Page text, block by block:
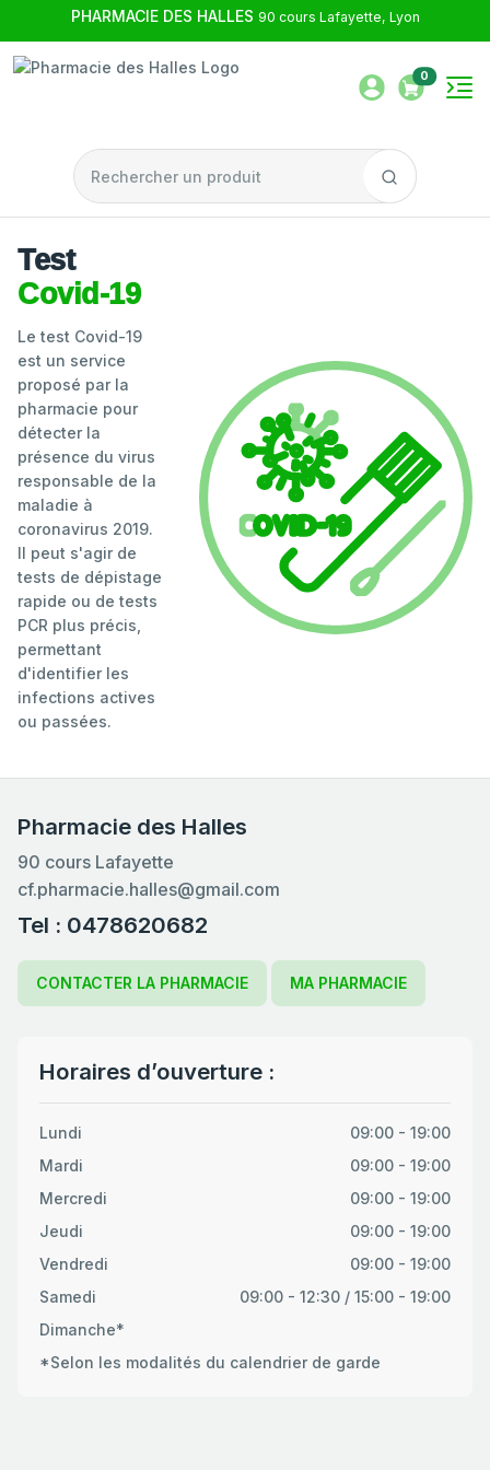
PHARMACIE DES HALLES 90 cours Lafayette, Lyon
0
Test
Covid-19
Le test Covid-19
est un service
proposé par la
pharmacie pour
détecter la
présence du virus
responsable de la
maladie à
coronavirus 2019.
Il peut s'agir de
tests de dépistage
rapide ou de tests
PCR plus précis,
permettant
d'identifier les
infections actives
ou passées.
Pharmacie des Halles
90 cours Lafayette
cf.pharmacie.halles@gmail.com
Tel : 0478620682
CONTACTER LA PHARMACIE MA PHARMACIE
Horaires d’ouverture :
Lundi
09:00 - 19:00
Mardi
09:00 - 19:00
Mercredi
09:00 - 19:00
Jeudi
09:00 - 19:00
Vendredi
09:00 - 19:00
Samedi
09:00 - 12:30 / 15:00 - 19:00
Dimanche*
*Selon les modalités du calendrier de garde